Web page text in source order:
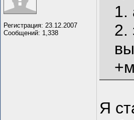
Регистрация: 23.12.2007
Сообщений: 1,338
1.
2.
Я